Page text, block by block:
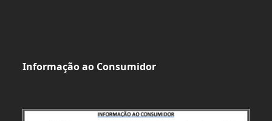
Informação ao Consumidor